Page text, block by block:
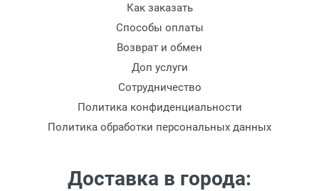
Как заказать
Способы оплаты
Возврат и обмен
Доп услуги
Сотрудничество
Политика конфиденциальности
Политика обработки персональных данных
Доставка в города: